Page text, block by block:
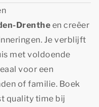
Drenthe en creëer
Je verblijft
met voldoende
voor een
of familie. Boek
quality time bij